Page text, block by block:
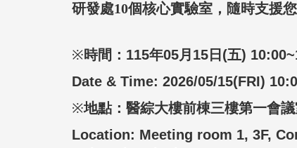
研發處10個核心實驗室，隨時支援
※時間：115年05月 15 日 (五)
Date & Time: 2026/05/15(FRI)
※地點：醫綜大樓前棟三樓第一會
Location: Meeting room 1, 3F,